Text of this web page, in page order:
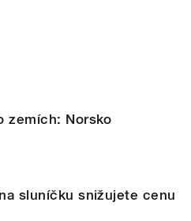
zemích: Norsko
sluníčku snižujete cenu